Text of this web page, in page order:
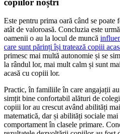
Este pentru prima oară când se
atât de valoroasă. Concluzia este
oamenii o au la locul de muncă
care sunt părinți își tratează copiii
primesc mai multă autonomie și se
la rândul lor, mai mult calm și sunt
acasă cu copiii lor.
Practic, în familiile în care angajații
simțit bine confortabil alături de
copiii lor au crescut având abilități
matematică, dar și abilități sociale
comportament în clasele primare.